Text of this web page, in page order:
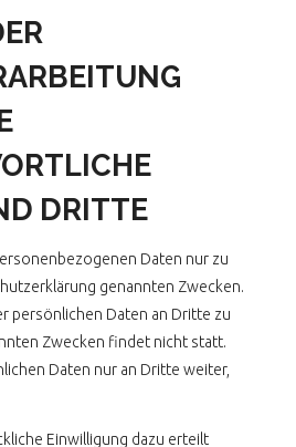
DRITTE
Daten nur zu
genannten Zwecken.
persönlichen Daten an Dritte zu
Zwecken findet nicht statt.
Daten nur an Dritte weiter,
Einwilligung dazu erteilt